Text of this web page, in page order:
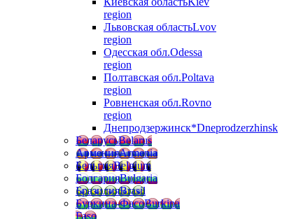
region
Львовская областьLvov
region
Одесская обл.Odessa
region
Полтавская обл.Poltava
region
Ровненская обл.Rovno
region
Днепродзержинск*Dneprodzerzhinsk
БеларусьBelarus
АрменияArmenia
БельгияBelgium
БолгарияBulgaria
БразилияBrasil
Буркина-ФасоBurkina
Faso